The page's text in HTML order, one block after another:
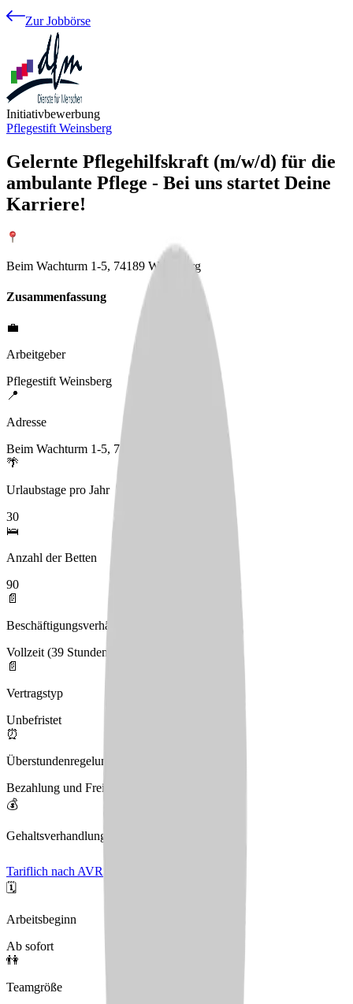
Zur Jobbörse
Initiativbewerbung
Pflegestift Weinsberg
Gelernte Pflegehilfskraft (m/w/d) für die
ambulante Pflege - Bei uns startet Deine
Karriere!
Beim Wachturm 1-5, 74189 Weinsberg
Zusammenfassung
💼
Arbeitgeber
Pflegestift Weinsberg
📍
Adresse
Beim Wachturm 1-5, 74189 Weinsberg
🌴
Urlaubstage pro Jahr
30
🛌
Anzahl der Betten
90
📄
Beschäftigungsverhältnis
Vollzeit (39 Stunden), Teilzeit
📄
Vertragstyp
Unbefristet
⏰
Überstundenregelung
Bezahlung und Freizeitausgleich
💰
Gehaltsverhandlungen
Tariflich nach AVR
🗓️
Arbeitsbeginn
Ab sofort
👫
Teamgröße